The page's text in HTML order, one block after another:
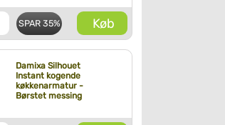
SPAR 35% Køb
Damixa Silhouet
Instant kogende
køkkenarmatur -
Børstet messing